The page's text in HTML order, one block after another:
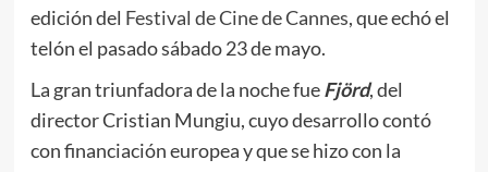
edición del Festival de Cine de Cannes, que echó el
telón el pasado sábado 23 de mayo.
La gran triunfadora de la noche fueFjörd, del
director Cristian Mungiu, cuyo desarrollo contó
con financiación europea y que se hizo con la